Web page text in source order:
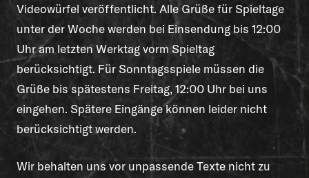
Videowürfel veröffentlicht. Alle Grüße für Spieltage
unter der Woche werden bei Einsendung bis 12:00
Uhr am letzten Werktag vorm Spieltag
berücksichtigt. Für Sonntagsspiele müssen die
Grüße bis spätestens Freitag, 12:00 Uhr bei uns
eingehen. Spätere Eingänge können leider nicht
berücksichtigt werden.
Wir behalten uns vor unpassende Texte nicht zu